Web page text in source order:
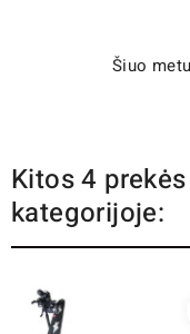
Šiuo
Kitos 4
kategorijoje: